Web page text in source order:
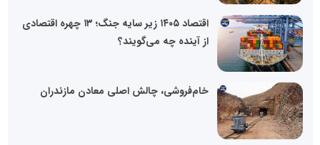
اقتصاد ۱۴۰۵ زیر سایه جنگ؛ ۱۳ چهره اقتصادی
از آینده چه می‌گویند؟
خام‌فروشی، چالش اصلی معادن مازندران